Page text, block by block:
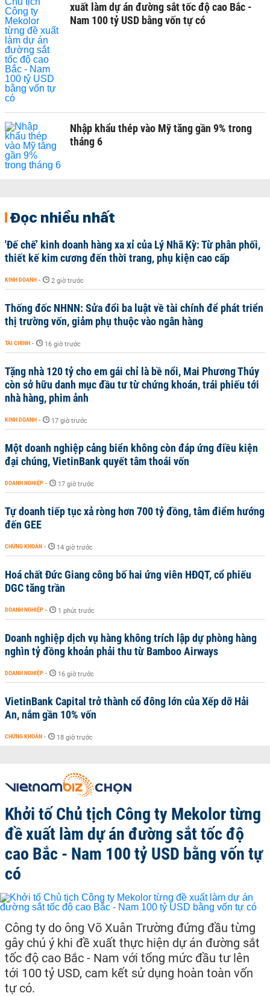
xuất làm dự án đường sắt tốc độ cao Bắc -
Nam 100 tỷ USD bằng vốn tự có
Nhập khẩu thép vào Mỹ tăng gần 9% trong
tháng 6
Đọc nhiều nhất
'Đế chế’ kinh doanh hàng xa xỉ của Lý Nhã Kỳ: Từ phân phối,
thiết kế kim cương đến thời trang, phụ kiện cao cấp
KINH DOANH - 2 giờ trước
Thống đốc NHNN: Sửa đổi ba luật về tài chính để phát triển
thị trường vốn, giảm phụ thuộc vào ngân hàng
TÀI CHÍNH - 16 giờ trước
Tặng nhà 120 tỷ cho em gái chỉ là bề nổi, Mai Phương Thúy
còn sở hữu danh mục đầu tư từ chứng khoán, trái phiếu tới
nhà hàng, phim ảnh
KINH DOANH - 17 giờ trước
Một doanh nghiệp cảng biển không còn đáp ứng điều kiện
đại chúng, VietinBank quyết tâm thoái vốn
DOANH NGHIỆP - 17 giờ trước
Tự doanh tiếp tục xả ròng hơn 700 tỷ đồng, tâm điểm hướng
đến GEE
CHỨNG KHOÁN - 14 giờ trước
Hoá chất Đức Giang công bố hai ứng viên HĐQT, cổ phiếu
DGC tăng trần
DOANH NGHIỆP - 1 phút trước
Doanh nghiệp dịch vụ hàng không trích lập dự phòng hàng
nghìn tỷ đồng khoản phải thu từ Bamboo Airways
DOANH NGHIỆP - 16 giờ trước
VietinBank Capital trở thành cổ đông lớn của Xếp dỡ Hải
An, nắm gần 10% vốn
CHỨNG KHOÁN - 18 giờ trước
Khởi tố Chủ tịch Công ty Mekolor từng
đề xuất làm dự án đường sắt tốc độ
cao Bắc - Nam 100 tỷ USD bằng vốn tự
có
Công ty do ông Võ Xuân Trường đứng đầu từng
gây chú ý khi đề xuất thực hiện dự án đường sắt
tốc độ cao Bắc - Nam với tổng mức đầu tư lên
tới 100 tỷ USD, cam kết sử dụng hoàn toàn vốn
tự có.